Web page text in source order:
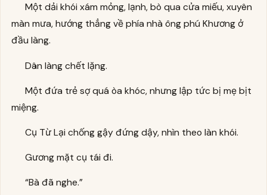
Một dải khói xám mỏng, lạnh, bò qua cửa miếu, xuyên
màn mưa, hướng thẳng về phía nhà ông phú Khương ở
đầu làng.
Dân làng chết lặng.
Một đứa trẻ sợ quá òa khóc, nhưng lập tức bị mẹ bịt
miệng.
Cụ Từ Lại chống gậy đứng dậy, nhìn theo làn khói.
Gương mặt cụ tái đi.
“Bà đã nghe.”